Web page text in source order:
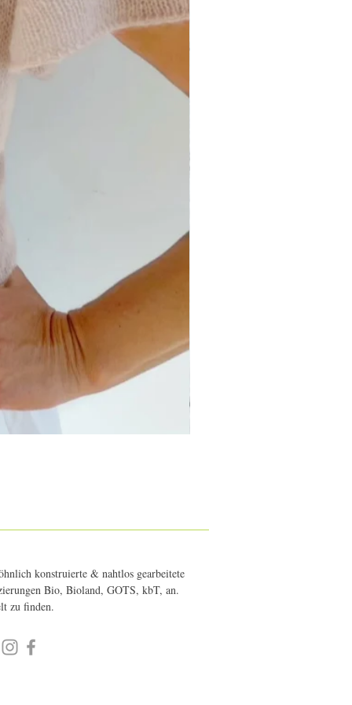
konstruierte & nahtlos gearbeitete
Bio, Bioland, GOTS, kbT, an.
zu finden.